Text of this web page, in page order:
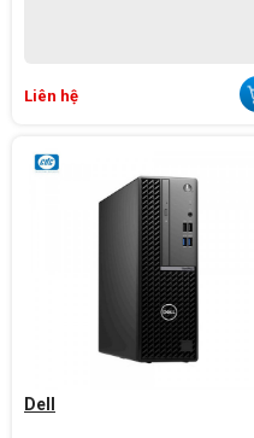
Liên hệ
Dell